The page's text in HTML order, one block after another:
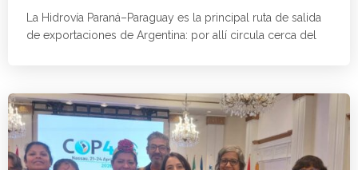
La Hidrovía Paraná–Paraguay es la principal ruta de salida
de exportaciones de Argentina: por allí circula cerca del